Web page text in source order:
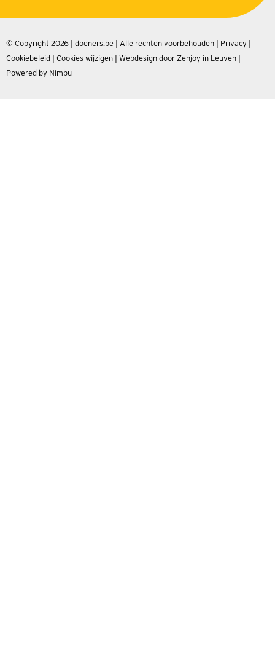
© Copyright 2026 | doeners.be | Alle rechten voorbehouden | Privacy
Cookiebeleid
Cookies wijzigen Webdesign door Zenjoy in Leuven
Powered by Nimbu